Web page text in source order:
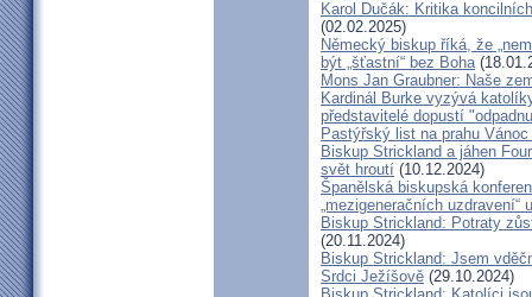
Karol Dučák: Kritika
(02.02.2025)
Německý biskup říká, že
být „šťastní“ bez Boha
Mons Jan Graubner: Naše
Kardinál Burke vyzývá
představitelé dopustí
Pastýřský list na prahu
Biskup Strickland a jáhen
svět hroutí (10.12.2024)
Španělská biskupská
„mezigeneračních
Biskup Strickland: Potraty
(20.11.2024)
Biskup Strickland: Jsem
Srdci Ježíšově (29.10.2024)